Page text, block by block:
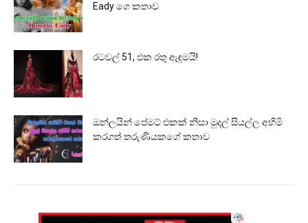
Eady ගෙ කතාව
රටවල් 51, එක රතු ඇඳුමයි!
ඔන්ලයින් පේමට් එකක් නිසා මුදල් සියල්ල අහිමි
කරගත් තරුණියකගේ කතාව